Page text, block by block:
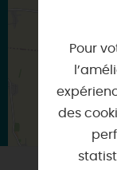
Pour
des